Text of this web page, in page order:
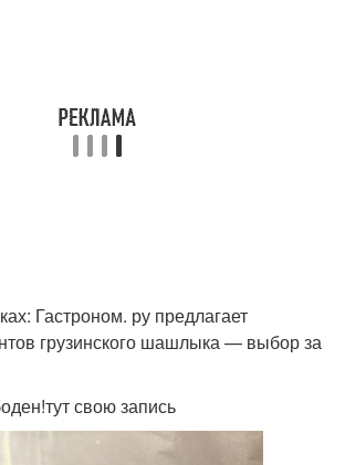
Гастроном. ру предлагает
грузинского шашлыка — выбор за
свою запись